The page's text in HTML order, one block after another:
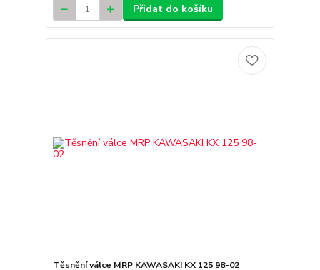
Přidat do košíku
Těsnění válce MRP KAWASAKI KX 125 98-02